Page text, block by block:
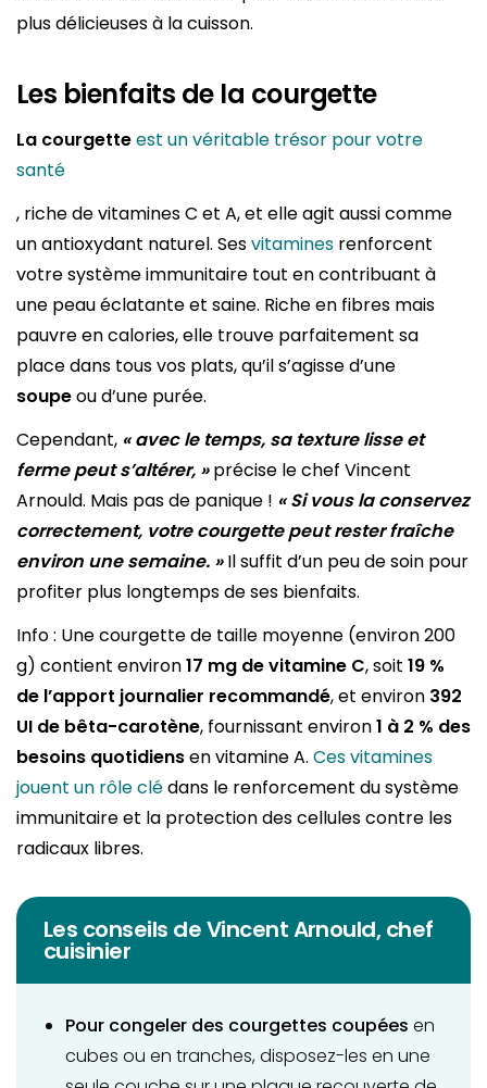
plus délicieuses à la cuisson.
Les bienfaits de la courgette
La courgetteest un véritable trésor pour votre
santé
, riche de vitamines C et A, et elle agit aussi comme
un antioxydant naturel. Sesvitamines renforcent
votre système immunitaire tout en contribuant à
une peau éclatante et saine. Riche en fibres mais
pauvre en calories, elle trouve parfaitement sa
place dans tous vos plats, qu’il s’agisse d’une
soupeou d’une purée.
Cependant, « avec le temps, sa texture lisse et
ferme peut s’altérer, »précise le chef Vincent
Arnould. Mais pas de panique ! « Si vous la conservez
correctement, votre courgette peut rester fraîche
environ une semaine. »Il suffit d’un peu de soin pour
profiter plus longtemps de ses bienfaits.
Info : Une courgette de taille moyenne (environ 200
g) contient environ17 mg de vitamine C, soit 19 %
de l’apport journalier recommandé, et environ 392
UI de bêta-carotène, fournissant environ1 à 2 % des
besoins quotidiensen vitamine A. Ces vitamines
jouent un rôle clédans le renforcement du système
immunitaire et la protection des cellules contre les
radicaux libres.
Les conseils de Vincent Arnould, chef
cuisinier
Pour congeler des courgettes coupées en
cubes ou en tranches, disposez-les en une